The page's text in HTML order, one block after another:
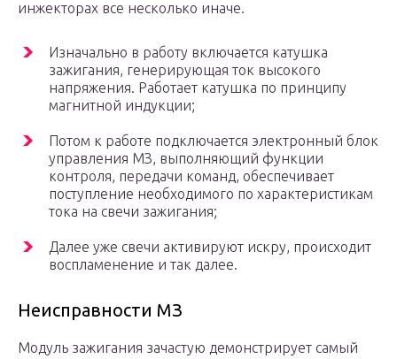
инжекторах все несколько иначе.
Изначально в работу включается катушка
зажигания, генерирующая ток высокого
напряжения. Работает катушка по принципу
магнитной индукции;
Потом к работе подключается электронный блок
управления МЗ, выполняющий функции
контроля, передачи команд, обеспечивает
поступление необходимого по характеристикам
тока на свечи зажигания;
Далее уже свечи активируют искру, происходит
воспламенение и так далее.
Неисправности МЗ
Модуль зажигания зачастую демонстрирует самый